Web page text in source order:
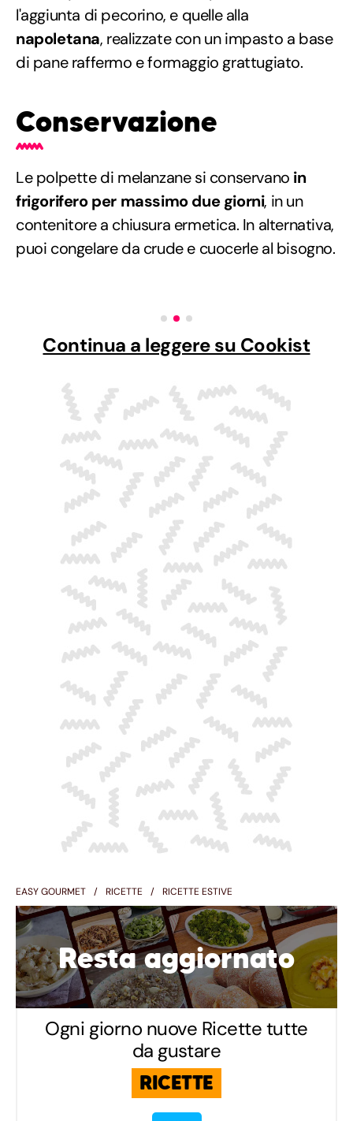
l'aggiunta di pecorino, e quelle alla
napoletana, realizzate con un impasto a base
di pane raffermo e formaggio grattugiato.
Conservazione
Le polpette di melanzane si conservano in
frigorifero per massimo due giorni, in un
contenitore a chiusura ermetica. In alternativa,
puoi congelare da crude e cuocerle al bisogno.
Continua a leggere su Cookist
EASY GOURMET RICETTE RICETTE ESTIVE
Resta aggiornato
Ogni giorno nuove Ricette tutte
da gustare
RICETTE